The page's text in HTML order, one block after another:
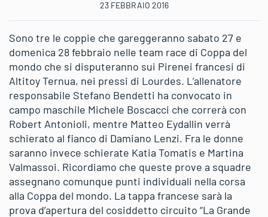
23 FEBBRAIO 2016
Sono tre le coppie che gareggeranno sabato 27 e
domenica 28 febbraio nelle team race di Coppa del
mondo che si disputeranno sui Pirenei francesi di
Altitoy Ternua, nei pressi di Lourdes. L’allenatore
responsabile Stefano Bendetti ha convocato in
campo maschile Michele Boscacci che correrà con
Robert Antonioli, mentre Matteo Eydallin verrà
schierato al fianco di Damiano Lenzi. Fra le donne
saranno invece schierate Katia Tomatis e Martina
Valmassoi. Ricordiamo che queste prove a squadre
assegnano comunque punti individuali nella corsa
alla Coppa del mondo. La tappa francese sarà la
prova d’apertura del cosiddetto circuito “La Grande